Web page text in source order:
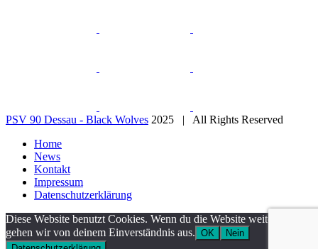
PSV 90 Dessau - Black Wolves 2025 | All Rights Reserved
Home
News
Kontakt
Impressum
Datenschutzerklärung
Diese Website benutzt Cookies. Wenn du die Website weiter nutzt,
gehen wir von deinem Einverständnis aus. OK
Nein